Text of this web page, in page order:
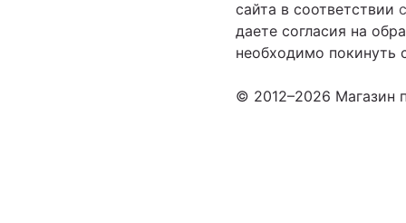
сайта в соответствии
даете согласия на
необходимо покинуть
© 2012–2026 Магазин